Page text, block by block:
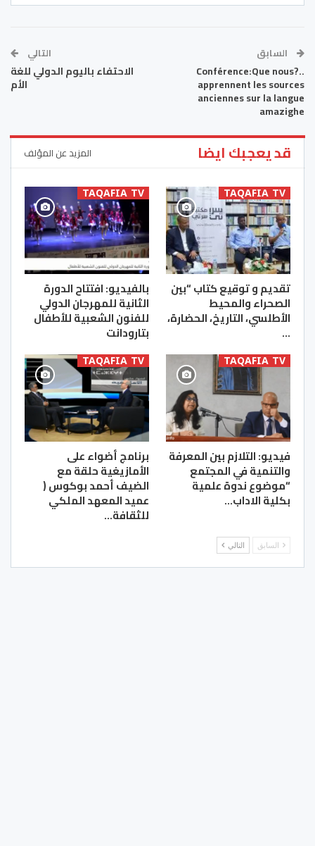
السابق
..?Conférence:Que nous
apprennent les sources
anciennes sur la langue
amazighe
التالي
الاحتفاء باليوم الدولي للغة
الأم
قد يعجبك ايضا المزيد عن المؤلف
TAQAFIA TV
تقديم و توقيع كتاب “بين
الصحراء والمحيط
الأطلسي، التاريخ، الحضارة،
…
TAQAFIA TV
بالفيديو: افتتاح الدورة
الثانية للمهرجان الدولي
للفنون الشعبية للأطفال
بتارودانت
TAQAFIA TV
فيديو: التلازم بين المعرفة
والتنمية في المجتمع
“موضوع ندوة علمية
بكلية الاداب…
TAQAFIA TV
برنامج أضواء على
الأمازيغية حلقة مع
الضيف أحمد بوكوس (
عميد المعهد الملكي
للثقافة…
السابق التالي